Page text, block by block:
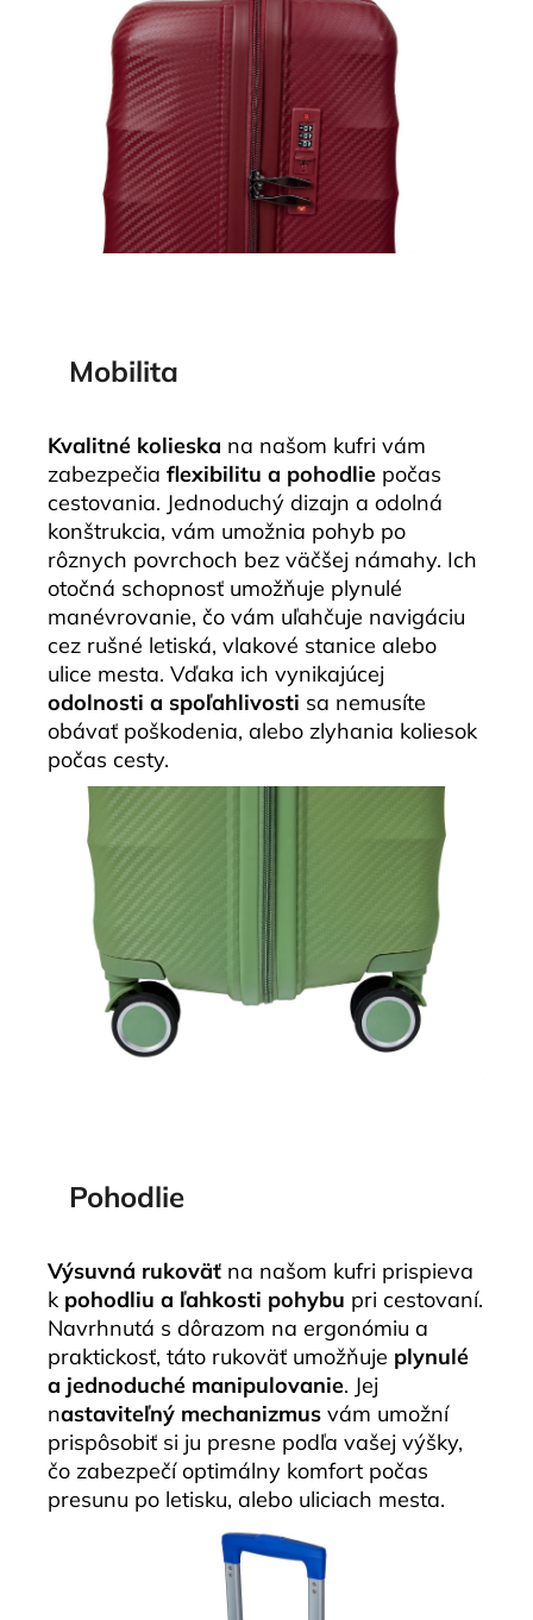
Mobilita
Kvalitné kolieska na našom kufri vám
zabezpečia flexibilitu a pohodlie počas
cestovania. Jednoduchý dizajn a odolná
konštrukcia, vám umožnia pohyb po
rôznych povrchoch bez väčšej námahy. Ich
otočná schopnosť umožňuje plynulé
manévrovanie, čo vám uľahčuje navigáciu
cez rušné letiská, vlakové stanice alebo
ulice mesta. Vďaka ich vynikajúcej
odolnosti a spoľahlivosti sa nemusíte
obávať poškodenia, alebo zlyhania koliesok
počas cesty.
Pohodlie
Výsuvná rukoväť na našom kufri prispieva
k pohodliu a ľahkosti pohybu pri cestovaní.
Navrhnutá s dôrazom na ergonómiu a
praktickosť, táto rukoväť umožňuje plynulé
a jednoduché manipulovanie. Jej
nastaviteľný mechanizmus vám umožní
prispôsobiť si ju presne podľa vašej výšky,
čo zabezpečí optimálny komfort počas
presunu po letisku, alebo uliciach mesta.